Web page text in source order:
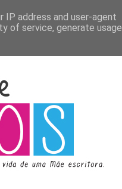
IP address and user-agent
of service, generate usage